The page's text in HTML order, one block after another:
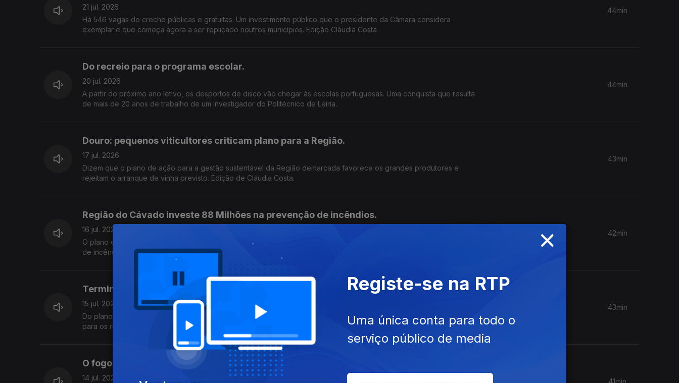
21 jul. 2026
Há 546 vagas de creche públicas e gratuitas. Um investimento público que o presidente da Câmara considera
exemplar e que começa agora a ser replicado noutros municípios. Edição Cláudia Costa
44min
Do recreio para o programa escolar.
20 jul. 2026
A partir do próximo ano letivo, os desportos de disco vão chegar às escolas portuguesas. Uma conquista que resulta
de mais de 20 anos de trabalho de um investigador do Politécnico de Leiria.
44min
Douro: pequenos viticultores criticam plano para a Região.
17 jul. 2026
Dizem que o plano de ação para a gestão sustentável da Região demarcada favorece os grandes produtores e
rejeitam o arranque de vinha previsto. Edição de Cláudia Costa.
43min
Região do Cávado investe 88 Milhões na prevenção de incêndios.
16 jul. 2026
O plano estratégico acaba de receber luz verde e prevê intervenções em seis municípios . O objetivo é reduzir o risco
de incêndio, gerir melhor a paisagem e proteger as populações .Edição Cláudia Costa
42min
Termina hoje a consulta pública
15 jul. 2026
Do plano que pode acelerar a instalação de centrais eólicas e solares em Portugal. Autarquias e ambientalistas alertam
para os riscos da proposta e pedem uma revisão do documento. Edição Cláudia Costa
43min
O fogo passou mas as dificuldades ficaram
14 jul. 2026
×
Registe-se na RTP
Uma única conta para todo o
serviço público de media